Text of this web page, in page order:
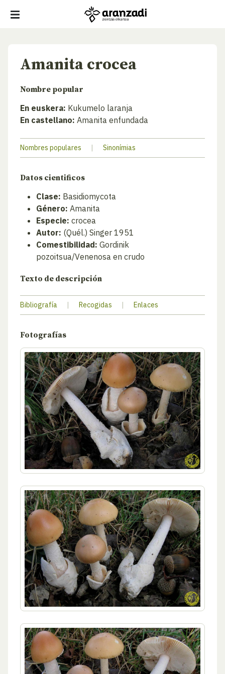
Amanita crocea
Nombre popular
En euskera: Kukumelo laranja
En castellano: Amanita enfundada
Nombres populares | Sinonímias
Datos cientificos
Clase: Basidiomycota
Género: Amanita
Especie: crocea
Autor: (Quél.) Singer 1951
Comestibilidad: Gordinik
pozoitsua/Venenosa en crudo
Texto de descripción
Bibliografía | Recogidas | Enlaces
Fotografías